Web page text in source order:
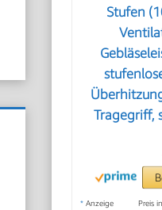
Stufen
Tragegriff,
* Anzeige Preis